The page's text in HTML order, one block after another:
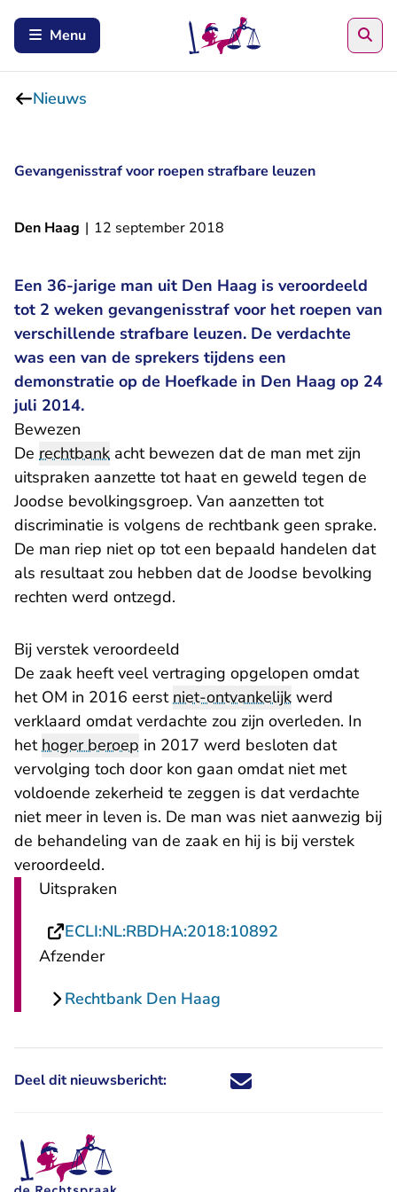
Menu
Nieuws
Gevangenisstraf voor roepen strafbare leuzen
Den Haag | 12 september 2018
Een 36-jarige man uit Den Haag is veroordeeld
tot 2 weken gevangenisstraf voor het roepen van
verschillende strafbare leuzen. De verdachte
was een van de sprekers tijdens een
demonstratie op de Hoefkade in Den Haag op 24
juli 2014.
Bewezen
De rechtbank acht bewezen dat de man met zijn
uitspraken aanzette tot haat en geweld tegen de
Joodse bevolkingsgroep. Van aanzetten tot
discriminatie is volgens de rechtbank geen sprake.
De man riep niet op tot een bepaald handelen dat
als resultaat zou hebben dat de Joodse bevolking
rechten werd ontzegd.
Bij verstek veroordeeld
De zaak heeft veel vertraging opgelopen omdat
het OM in 2016 eerstniet-ontvankelijk werd
verklaard omdat verdachte zou zijn overleden. In
hethoger beroep in 2017 werd besloten dat
vervolging toch door kon gaan omdat niet met
voldoende zekerheid te zeggen is dat verdachte
niet meer in leven is. De man was niet aanwezig bij
de behandeling van de zaak en hij is bij verstek
veroordeeld.
Uitspraken
ECLI:NL:RBDHA:2018:10892
Afzender
Rechtbank Den Haag
Deel dit nieuwsbericht: Deel dit nieuwsbericht via X -
Deel dit nieuwsbericht via
Deel dit nieuwsbericht
Deel dit